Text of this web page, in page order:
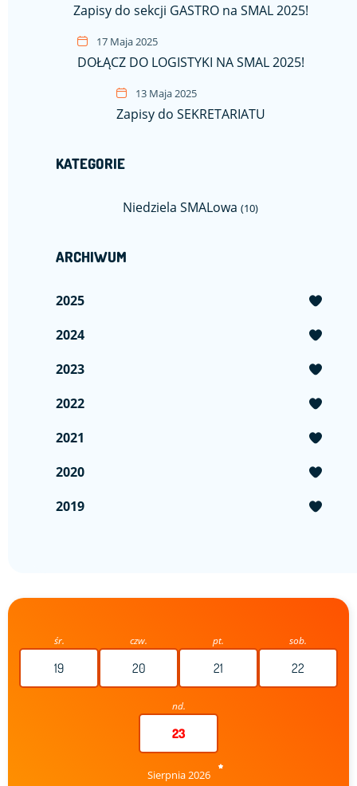
Zapisy do sekcji GASTRO na SMAL 2025!
17 Maja 2025
DOŁĄCZ DO LOGISTYKI NA SMAL 2025!
13 Maja 2025
Zapisy do SEKRETARIATU
KATEGORIE
Niedziela SMALowa (10)
ARCHIWUM
2025
2024
2023
2022
2021
2020
2019
śr.
19
czw.
20
pt.
21
sob.
22
nd.
23
Sierpnia 2026